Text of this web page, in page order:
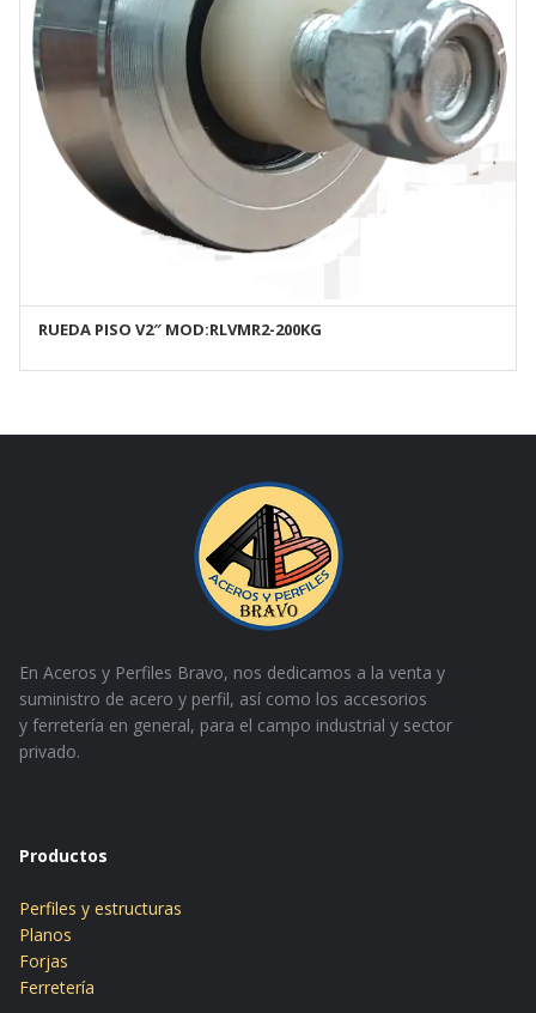
AÑADIR AL CARRITO
RUEDA PISO V2″ MOD:RLVMR2-200KG
En Aceros y Perfiles Bravo, nos dedicamos a la venta y
suministro de acero y perfil, así como los accesorios
y ferretería en general, para el campo industrial y sector
privado.
Productos
Perfiles y estructuras
Planos
Forjas
Ferretería